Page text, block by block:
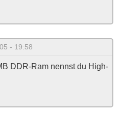
- 19:58
DDR-Ram nennst du High-